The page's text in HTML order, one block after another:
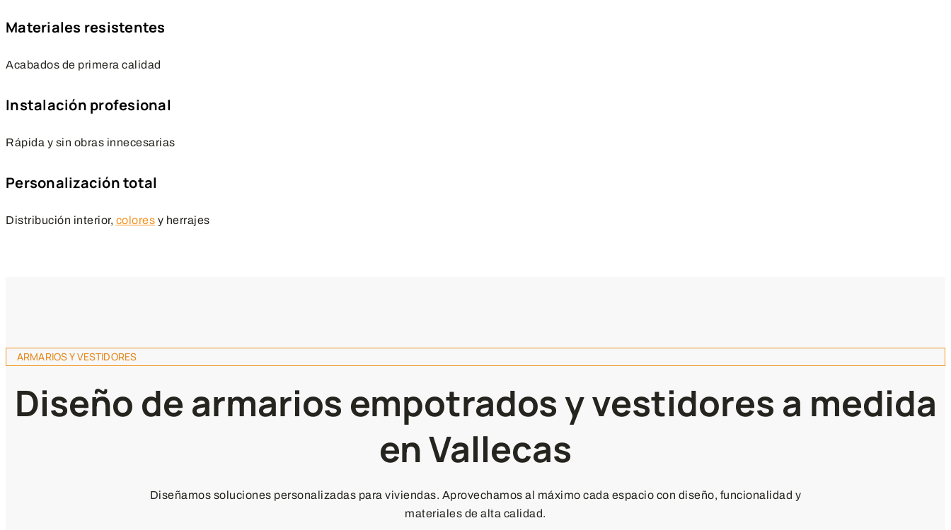
Materiales resistentes
Acabados de primera calidad
Instalación profesional
Rápida y sin obras innecesarias
Personalización total
Distribución interior, colores y herrajes
ARMARIOS Y VESTIDORES
Diseño de armarios empotrados y vestidores a medida
en Vallecas
Diseñamos soluciones personalizadas para viviendas. Aprovechamos al máximo cada espacio con diseño, funcionalidad y
materiales de alta calidad.